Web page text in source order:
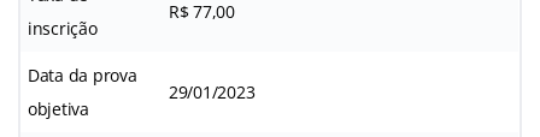
inscrição
R$ 77,00
Data da prova
objetiva
29/01/2023